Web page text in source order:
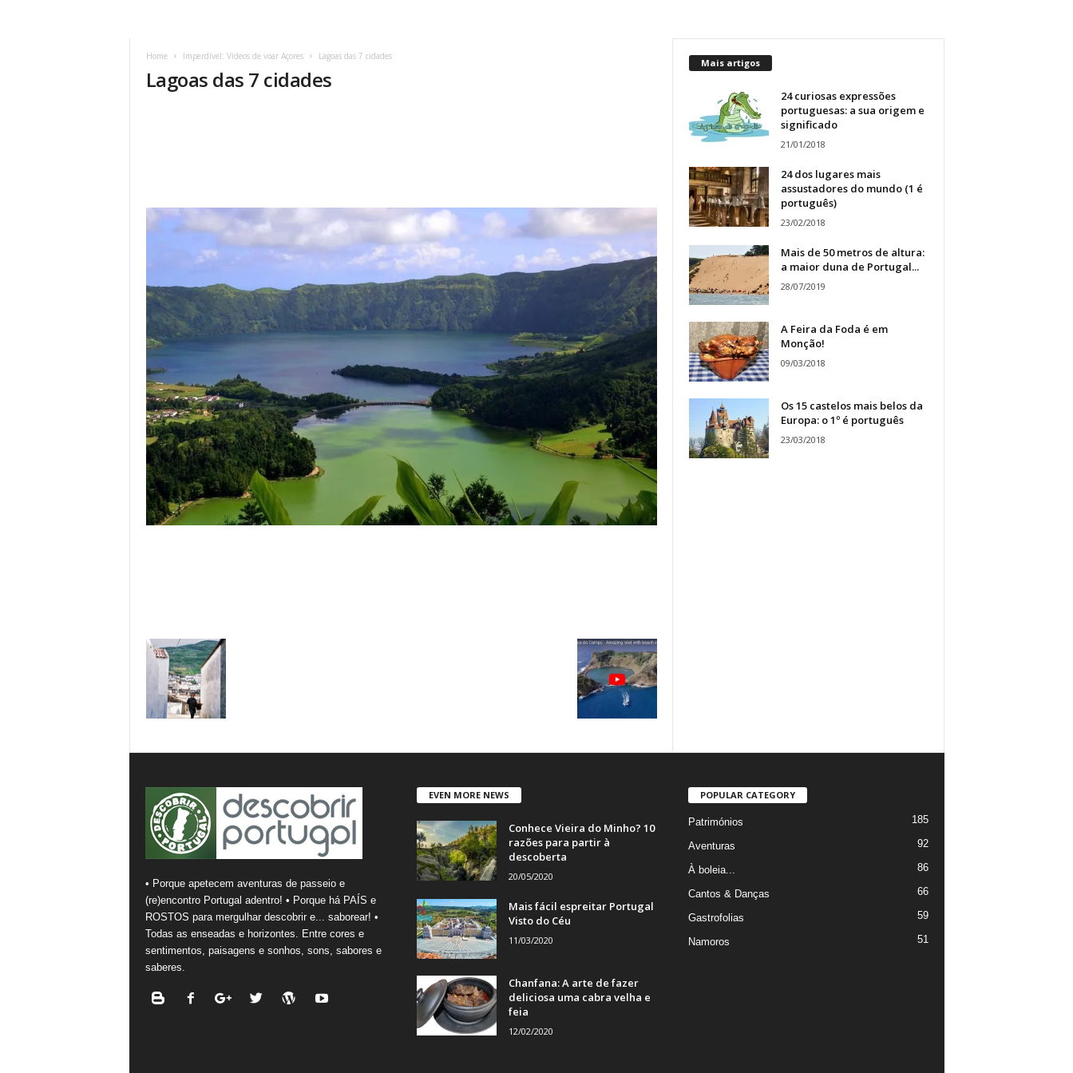
Home Imperdível: Vídeos de voar Açores Lagoas das 7 cidades
Lagoas das 7 cidades
Mais artigos
24 curiosas expressões
portuguesas: a sua origem e
significado
21/01/2018
24 dos lugares mais
assustadores do mundo (1 é
português)
23/02/2018
Mais de 50 metros de altura:
a maior duna de Portugal...
28/07/2019
A Feira da Foda é em
Monção!
09/03/2018
Os 15 castelos mais belos da
Europa: o 1º é português
23/03/2018
• Porque apetecem aventuras de passeio e
(re)encontro Portugal adentro! • Porque há PAÍS e
ROSTOS para mergulhar descobrir e... saborear! •
Todas as enseadas e horizontes. Entre cores e
sentimentos, paisagens e sonhos, sons, sabores e
saberes.
EVEN MORE NEWS
Conhece Vieira do Minho? 10
razões para partir à
descoberta
20/05/2020
Mais fácil espreitar Portugal
Visto do Céu
11/03/2020
Chanfana: A arte de fazer
deliciosa uma cabra velha e
feia
12/02/2020
POPULAR CATEGORY
Patrimónios 185
Aventuras 92
À boleia... 86
Cantos & Danças 66
Gastrofolias 59
Namoros 51